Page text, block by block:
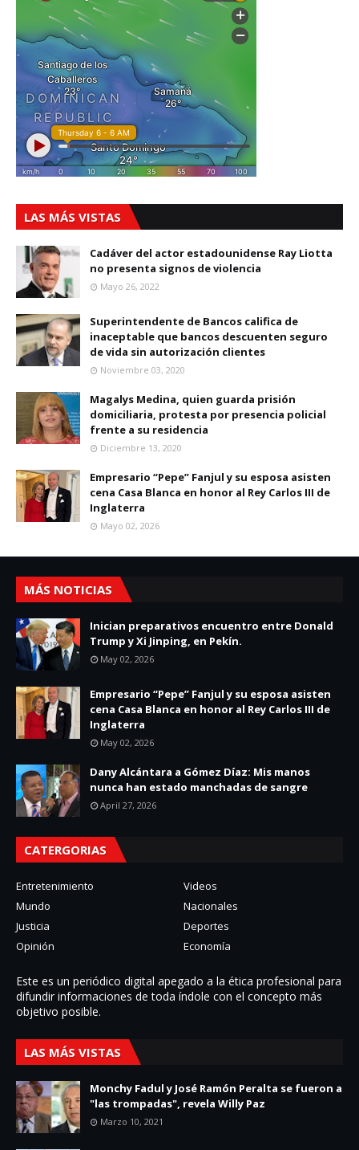
LAS MÁS VISTAS
Cadáver del actor estadounidense Ray Liotta
no presenta signos de violencia
Mayo 26, 2022
Superintendente de Bancos califica de
inaceptable que bancos descuenten seguro
de vida sin autorización clientes
Noviembre 03, 2020
Magalys Medina, quien guarda prisión
domiciliaria, protesta por presencia policial
frente a su residencia
Diciembre 13, 2020
Empresario “Pepe” Fanjul y su esposa asisten
cena Casa Blanca en honor al Rey Carlos III de
Inglaterra
Mayo 02, 2026
MÁS NOTICIAS
Inician preparativos encuentro entre Donald
Trump y Xi Jinping, en Pekín.
May 02, 2026
Empresario “Pepe” Fanjul y su esposa asisten
cena Casa Blanca en honor al Rey Carlos III de
Inglaterra
May 02, 2026
Dany Alcántara a Gómez Díaz: Mis manos
nunca han estado manchadas de sangre
April 27, 2026
CATERGORIAS
Entretenimiento
Videos
Mundo
Nacionales
Justicia
Deportes
Opinión
Economía
Este es un periódico digital apegado a la ética profesional para
difundir informaciones de toda í­ndole con el concepto más
objetivo posible.
LAS MÁS VISTAS
Monchy Fadul y José Ramón Peralta se fueron a
"las trompadas", revela Willy Paz
Marzo 10, 2021